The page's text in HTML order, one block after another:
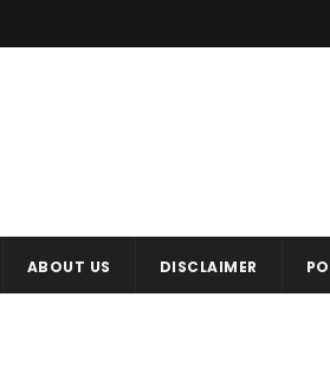
ABOUT US DISCLAIMER